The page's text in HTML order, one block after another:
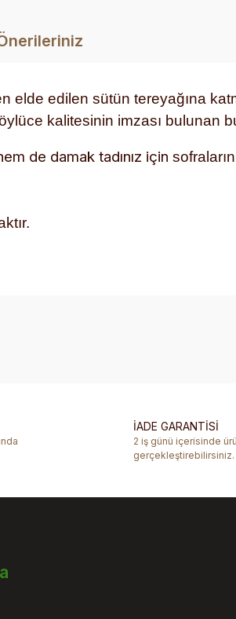
elde edilen sütün tereyağına
kalitesinin imzası bulunan
de damak tadınız için
İADE GARANTİSİ
2 iş günü içerisinde
gerçekleştirebilirsiniz.